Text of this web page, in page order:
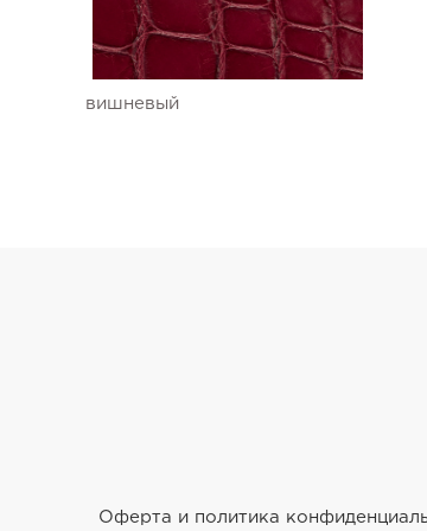
вишневый
Оферта и политика
Ремешки для часов Ulysse Nardin
Ремешки для часов Vacheron Constantin
Ремешки для часов Zenith